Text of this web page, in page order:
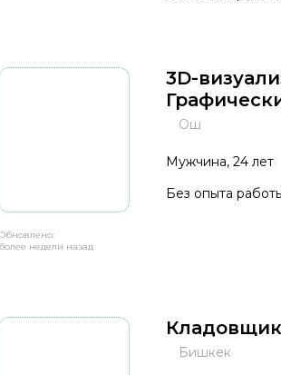
более недели назад
3D-
Ош
Мужчина, 24 лет
Без опыта
Кладовщик
Бишкек